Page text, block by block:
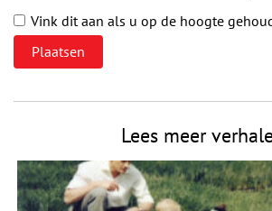
Vink dit aan als u op de hoogte
Lees meer